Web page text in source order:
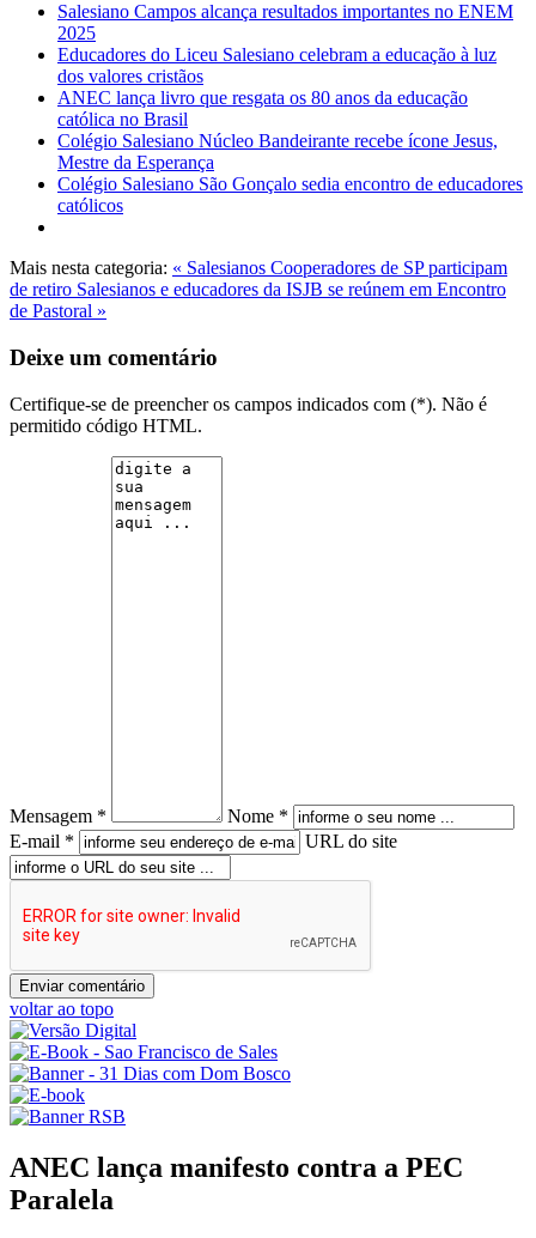
Salesiano Campos alcança resultados importantes no ENEM
2025
Educadores do Liceu Salesiano celebram a educação à luz
dos valores cristãos
ANEC lança livro que resgata os 80 anos da educação
católica no Brasil
Colégio Salesiano Núcleo Bandeirante recebe ícone Jesus,
Mestre da Esperança
Colégio Salesiano São Gonçalo sedia encontro de educadores
católicos
Mais nesta categoria: « Salesianos Cooperadores de SP participam
de retiro Salesianos e educadores da ISJB se reúnem em Encontro
de Pastoral »
Deixe um comentário
Certifique-se de preencher os campos indicados com (*). Não é
permitido código HTML.
Mensagem *
Nome *
E-mail *
URL do site
voltar ao topo
ANEC lança manifesto contra a PEC
Paralela